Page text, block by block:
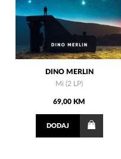
DINO MERLIN
Mi (2 LP)
69,00 KM
DODAJ